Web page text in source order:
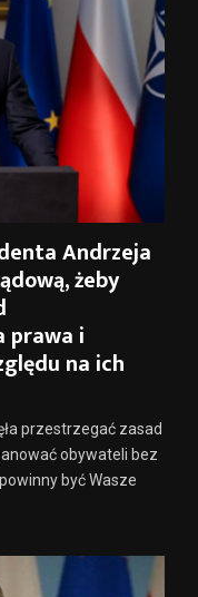
Andrzeja
żeby
prawa i
na ich
przestrzegać zasad
obywateli bez
być Wasze